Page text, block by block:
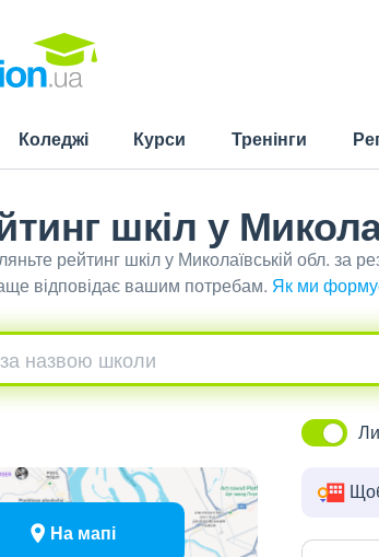
Коледжі Курси Тренінги
шкіл у
рейтинг шкіл у Миколаївській обл. за
відповідає вашим потребам. Як ми
На мапі